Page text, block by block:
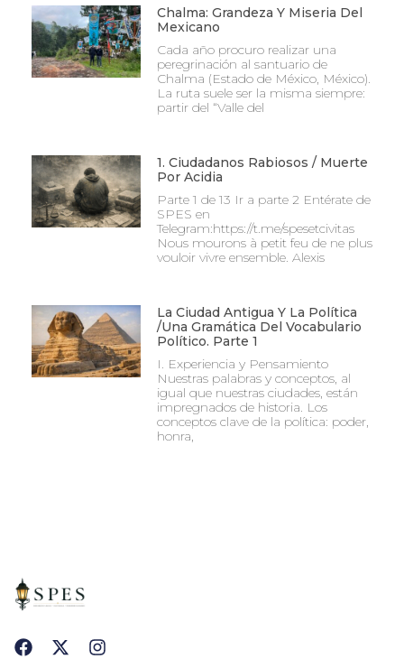
Chalma: Grandeza Y Miseria Del
Mexicano
Cada año procuro realizar una
peregrinación al santuario de
Chalma (Estado de México, México).
La ruta suele ser la misma siempre:
partir del “Valle del
1. Ciudadanos Rabiosos / Muerte
Por Acidia
Parte 1 de 13 Ir a parte 2 Entérate de
SPES en
Telegram:https://t.me/spesetcivitas
Nous mourons à petit feu de ne plus
vouloir vivre ensemble. Alexis
La Ciudad Antigua Y La Política
/Una Gramática Del Vocabulario
Político. Parte 1
I. Experiencia y Pensamiento
Nuestras palabras y conceptos, al
igual que nuestras ciudades, están
impregnados de historia. Los
conceptos clave de la política: poder,
honra,